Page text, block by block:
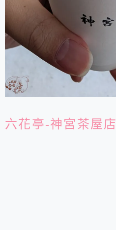
六花亭-神宮茶屋店